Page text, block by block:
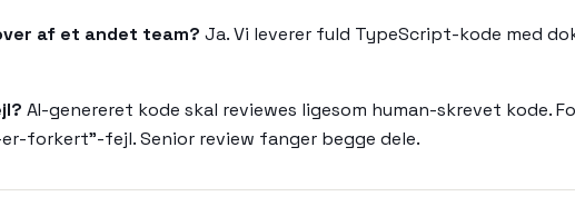
af et andet team? Ja. Vi leverer fuld TypeScript-kode med
AI-genereret kode skal reviewes ligesom human-skrevet kode.
forkert"-fejl. Senior review fanger begge dele.